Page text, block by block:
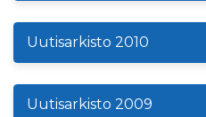
Uutisarkisto 2010
Uutisarkisto 2009